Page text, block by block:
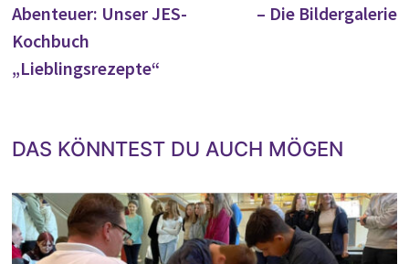
Abenteuer: Unser JES-
Kochbuch
„Lieblingsrezepte“
– Die Bildergalerie
DAS KÖNNTEST DU AUCH MÖGEN